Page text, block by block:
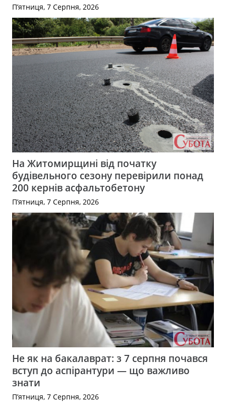
П’ятниця, 7 Серпня, 2026
На Житомирщині від початку
будівельного сезону перевірили понад
200 кернів асфальтобетону
П’ятниця, 7 Серпня, 2026
Не як на бакалаврат: з 7 серпня почався
вступ до аспірантури — що важливо
знати
П’ятниця, 7 Серпня, 2026